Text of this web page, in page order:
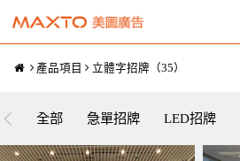
產品項目 立體字招牌 （35）
全部 急單招牌 LED招牌